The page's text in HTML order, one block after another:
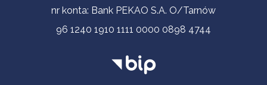
nr konta: Bank PEKAO S.A. O/Tarnów
96 1240 1910 1111 0000 0898 4744